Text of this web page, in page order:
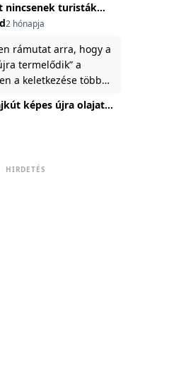
nincsenek turisták
Fekete-tenger felőli
2 hónapja
rámutat arra, hogy a
termelődik” a
a keletkezése több
szerint a
kiegyenlítődik,
képes újra olajat
HIRDETÉS